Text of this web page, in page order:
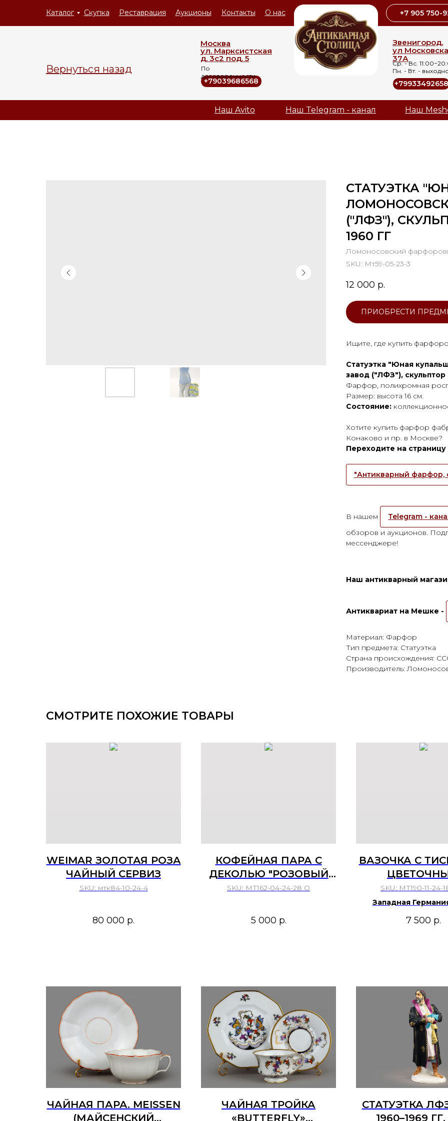
Аукционы
Реставрация
Скупка Контакты О нас
Каталог
Москва
ул. Марксистская
д. 3с2 под. 5
+79039686568
По
договоренности
+7 905 750-
Вернуться назад
Звенигород,
ул
37А
Ср. - Вс.
Пн. - Вт. -
+79933492658
Наш
Наш Avito Наш Telegram - канал
СТАТУЭТКА
("ЛФЗ"),
1960 ГГ
Ломоносовский
SKU: Мт59-05-23-3
12 000 р.
ПРИОБРЕСТИ
Ищите, где купить
Статуэтка "Юная
завод ("ЛФЗ"), скульптор
Фарфор, полихромная
Размер: высота 16 см.
Состояние:
Хотите купить фарфор
Конаково и пр. в Москве?
Переходите на страницу
"Антикварный фарфор,
В нашем Telegram -
обзоров и аукционов.
мессенджере!
Наш антикварный
Антиквариат на Мешке -
Материал: Фарфор
Тип предмета: Статуэтка
Страна происхождения:
Производитель:
СМОТРИТЕ ПОХОЖИЕ ТОВАРЫ
WEIMAR ЗОЛОТАЯ РОЗА
ЧАЙНЫЙ СЕРВИЗ
SKU: мтк84-10-24-4
80 000 р.
КОФЕЙНАЯ ПАРА С
ДЕКОЛЬЮ "РОЗОВЫЙ
ВЕНОК"
SKU: МТ162-04-24-28 О
5 000 р.
ВАЗОЧКА С
SKU: МТ190-11-24-
Западная
века.
7 500 р.
ЧАЙНАЯ ПАРА. MEISSEN
(МАЙСЕНСКИЙ
ЧАЙНАЯ ТРОЙКА
«BUTTERFLY»
СТАТУЭТКА
1960–1969